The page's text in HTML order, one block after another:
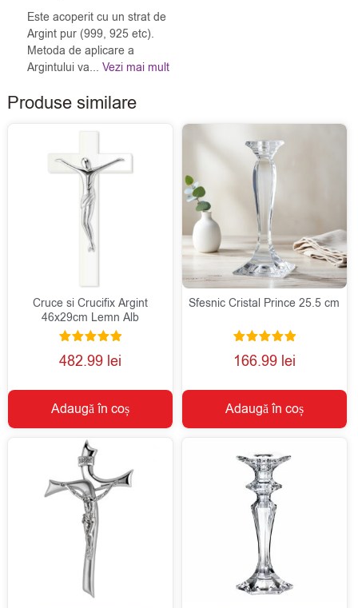
Este acoperit cu un strat de
Argint pur (999, 925 etc).
Metoda de aplicare a
Argintului va... Vezi mai mult
Produse similare
Cruce si Crucifix Argint
46x29cm Lemn Alb
Evaluat la
5.00
482.99 lei
Adaugă în coș
Sfesnic Cristal Prince 25.5 cm
Evaluat la
5.00
166.99 lei
Adaugă în coș